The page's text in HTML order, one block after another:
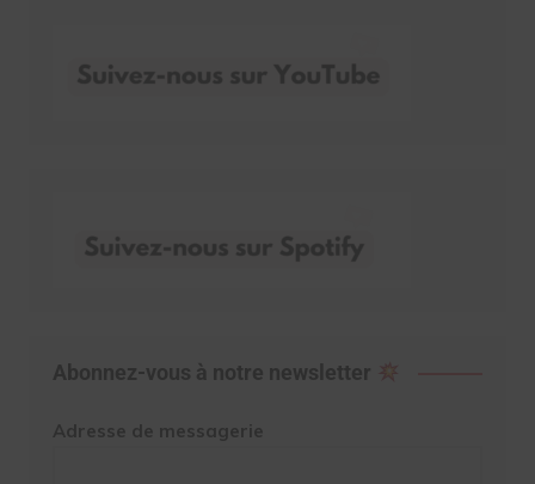
Abonnez-vous à notre newsletter
Adresse de messagerie